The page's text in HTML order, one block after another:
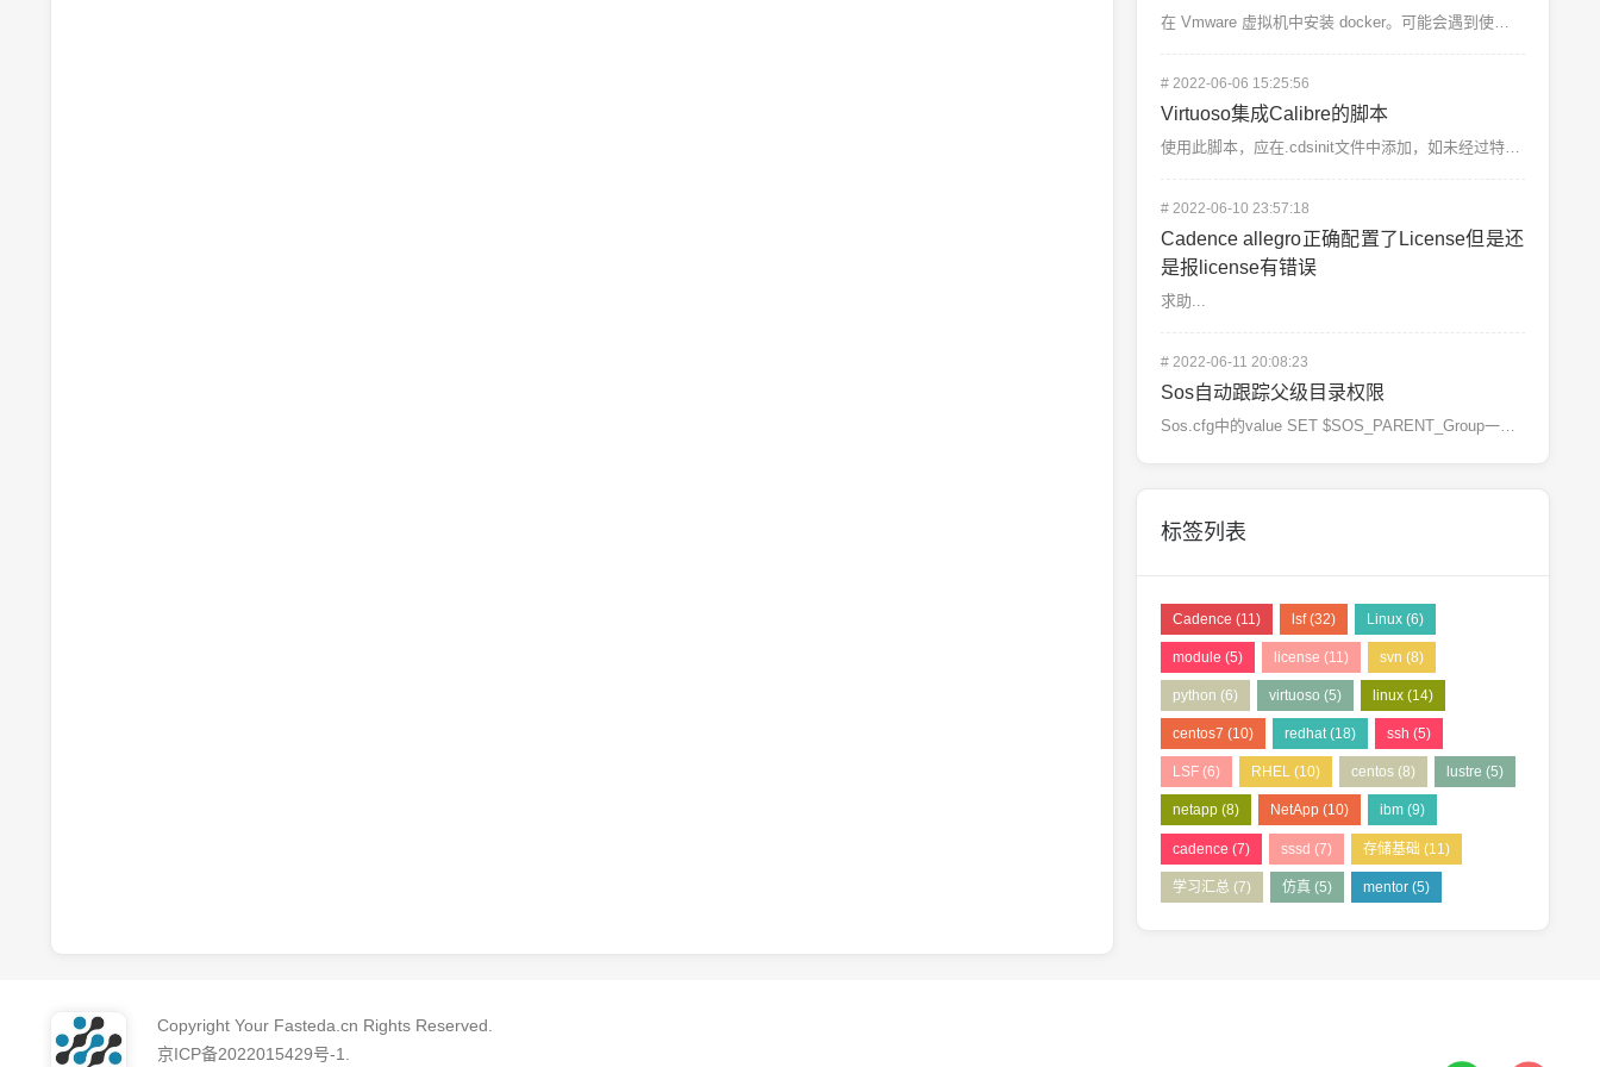
# 2022-06-06 15:25:56
Virtuoso集成Calibre的脚本
# 2022-06-10 23:57:18
Cadence allegro正确配置了License但是还
是报license有错误
求助...
# 2022-06-11 20:08:23
Sos自动跟踪父级目录权限
标签列表
Cadence (11) lsf(32) Linux (6)
module (5) license (11) svn (8)
python (6) virtuoso (5) linux (14)
centos7 (10) redhat(18) ssh (5)
LSF (6) RHEL (10) centos (8) lustre (5)
netapp (8) NetApp (10) ibm (9)
cadence (7) sssd (7) 存储基础 (11)
学习汇总 (7) 仿真 (5) mentor (5)
Copyright Your Fasteda.cn Rights Reserved.
京ICP备2022015429号-1